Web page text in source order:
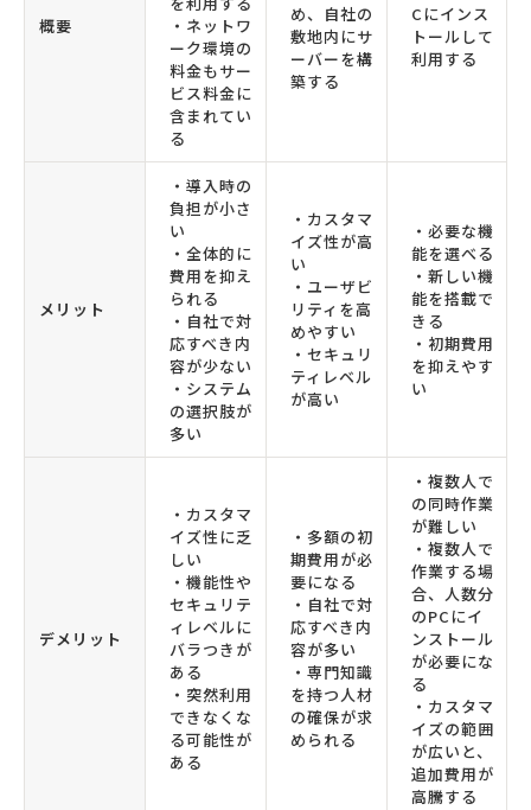
概要
・ネットワ
ーク環境の
料金もサー
ビス料金に
含まれてい
る
め、自社の
敷地内にサ
ーバーを構
築する
Cにインス
トールして
利用する
メリット
・導入時の
負担が小さ
い
・全体的に
費用を抑え
られる
・自社で対
応すべき内
容が少ない
・システム
の選択肢が
多い
・カスタマ
イズ性が高
い
・ユーザビ
リティを高
めやすい
・セキュリ
ティレベル
が高い
・必要な機
能を選べる
・新しい機
能を搭載で
きる
・初期費用
を抑えやす
い
デメリット
・カスタマ
イズ性に乏
しい
・機能性や
セキュリテ
ィレベルに
バラつきが
ある
・突然利用
できなくな
る可能性が
ある
・多額の初
期費用が必
要になる
・自社で対
応すべき内
容が多い
・専門知識
を持つ人材
の確保が求
められる
・複数人で
の同時作業
が難しい
・複数人で
作業する場
合、人数分
のPCにイ
ンストール
が必要にな
る
・カスタマ
イズの範囲
が広いと、
追加費用が
高騰する